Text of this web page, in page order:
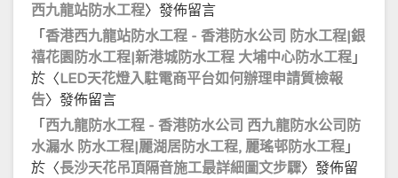
西九龍站防水工程〉發佈留言
「 香港西九龍站防水工程 - 香港防水公司 防水工程|銀
禧花園防水工程|新港城防水工程 大埔中心防水工程 」
於〈LED天花燈入駐電商平台如何辦理申請質檢報
告〉發佈留言
「 西九龍防水工程 - 香港防水公司 西九龍防水公司防
水漏水 防水工程|麗湖居防水工程, 麗瑤邨防水工程 」
於〈長沙天花吊頂隔音施工最詳細圖文步驟〉發佈留